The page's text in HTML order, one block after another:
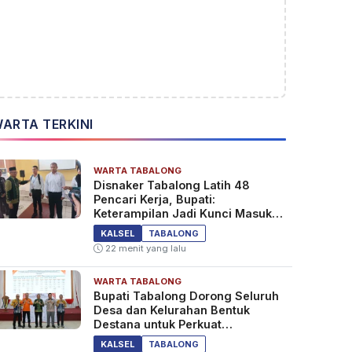
TERKINI
WARTA TABALONG
Disnaker Tabalong Latih 48
Pencari Kerja, Bupati:
Keterampilan Jadi Kunci Masuk
Dunia Kerja
KALSEL
TABALONG
22 menit yang lalu
WARTA TABALONG
Bupati Tabalong Dorong Seluruh
Desa dan Kelurahan Bentuk
Destana untuk Perkuat
Kesiapsiagaan Bencana
KALSEL TABALONG